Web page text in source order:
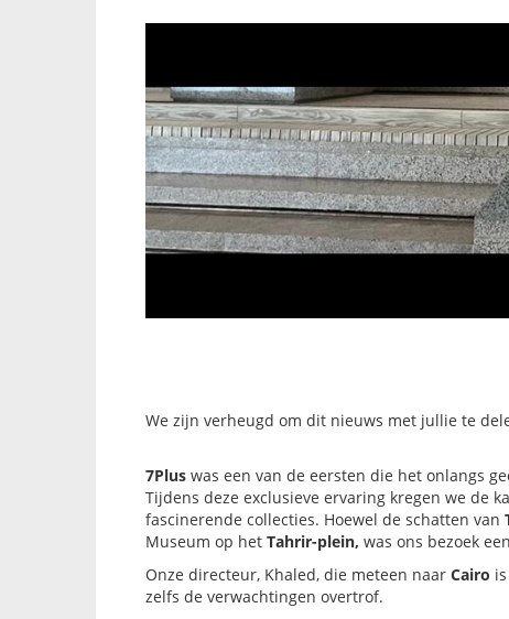
We zijn verheugd om dit nieuws met jullie te
7Plus was een van de eersten die het onlangs
Tijdens deze exclusieve ervaring kregen we de
fascinerende collecties. Hoewel de schatten van
Museum op het Tahrir-plein, was ons bezoek
Onze directeur, Khaled, die meteen naar Cairo
zelfs de verwachtingen overtrof.